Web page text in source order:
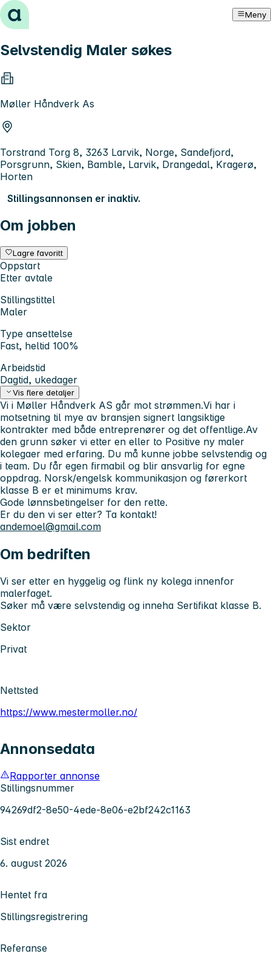
Hopp til innhold Meny
Selvstendig Maler søkes
Møller Håndverk As
Torstrand Torg 8, 3263 Larvik, Norge, Sandefjord,
Porsgrunn, Skien, Bamble, Larvik, Drangedal, Kragerø,
Horten
Stillingsannonsen er inaktiv.
Om jobben
Lagre favoritt
Oppstart
Etter avtale
Stillingstittel
Maler
Type ansettelse
Fast, heltid 100%
Arbeidstid
Dagtid, ukedager
Vis flere detaljer
Vi i Møller Håndverk AS går mot strømmen.Vi har i
motsetning til mye av bransjen signert langsiktige
kontrakter med både entreprenører og det offentlige.Av
den grunn søker vi etter en eller to Positive ny maler
kolegaer med erfaring. Du må kunne jobbe selvstendig og
i team. Du får egen firmabil og blir ansvarlig for egne
oppdrag. Norsk/engelsk kommunikasjon og førerkort
klasse B er et minimums krav.
Gode lønnsbetingelser for den rette.
Er du den vi ser etter? Ta kontakt!
andemoel@gmail.com
Om bedriften
Vi ser etter en hyggelig og flink ny kolega innenfor
malerfaget.
Søker må være selvstendig og inneha Sertifikat klasse B.
Sektor
Privat
Nettsted
https://www.mestermoller.no/
Annonsedata
Rapporter annonse
Stillingsnummer
94269df2-8e50-4ede-8e06-e2bf242c1163
Sist endret
6. august 2026
Hentet fra
Stillingsregistrering
Referanse